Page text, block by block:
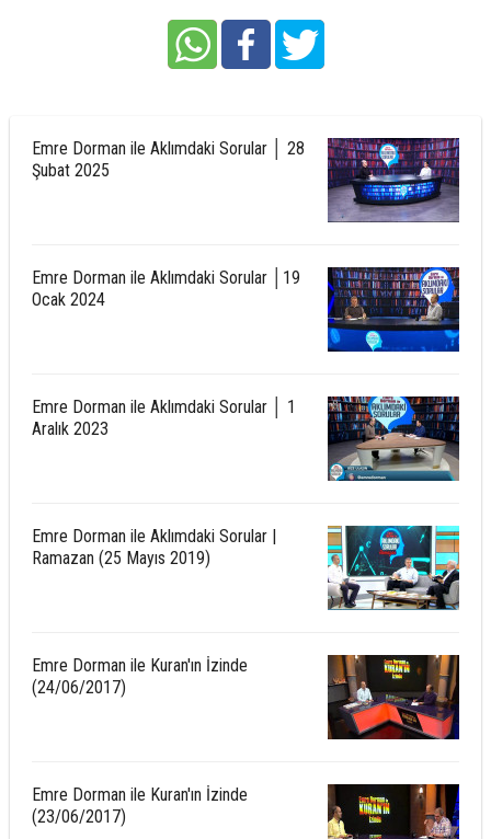
Emre Dorman ile Aklımdaki Sorular │ 28
Şubat 2025
Emre Dorman ile Aklımdaki Sorular │19
Ocak 2024
Emre Dorman ile Aklımdaki Sorular │ 1
Aralık 2023
Emre Dorman ile Aklımdaki Sorular |
Ramazan (25 Mayıs 2019)
Emre Dorman ile Kuran'ın İzinde
(24/06/2017)
Emre Dorman ile Kuran'ın İzinde
(23/06/2017)